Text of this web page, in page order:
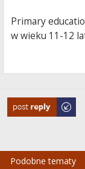
Primary
w wieku 11-12
Odpowiedz
Podobne tematy